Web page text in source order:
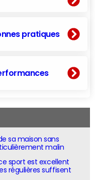
pratiques
sa maison sans
malin
sport est excellent
régulières suffisent